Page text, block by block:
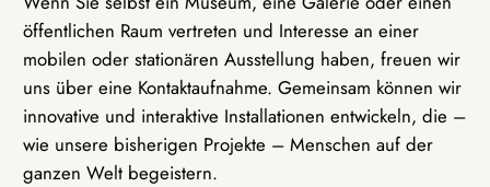
öffentlichen Raum vertreten und Interesse an einer
mobilen oder stationären Ausstellung haben, freuen wir
uns über eine Kontaktaufnahme. Gemeinsam können wir
innovative und interaktive Installationen entwickeln, die –
wie unsere bisherigen Projekte – Menschen auf der
ganzen Welt begeistern.